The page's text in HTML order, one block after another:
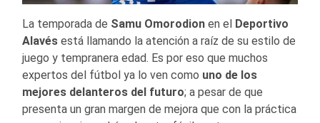
La temporada de Samu Omorodion en el Deportivo
Alavés está llamando la atención a raíz de su estilo de
juego y tempranera edad. Es por eso que muchos
expertos del fútbol ya lo ven como uno de los
mejores delanteros del futuro; a pesar de que
presenta un gran margen de mejora que con la práctica